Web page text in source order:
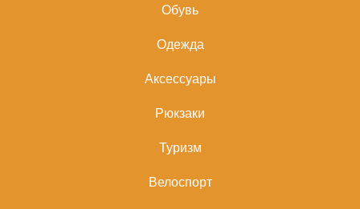
Обувь
Одежда
Аксессуары
Рюкзаки
Туризм
Велоспорт